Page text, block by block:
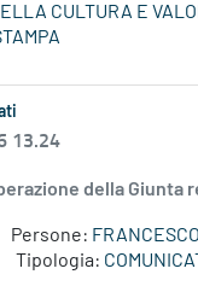
CULTURA E
13.24
della Giunta
Persone:
Tipologia: